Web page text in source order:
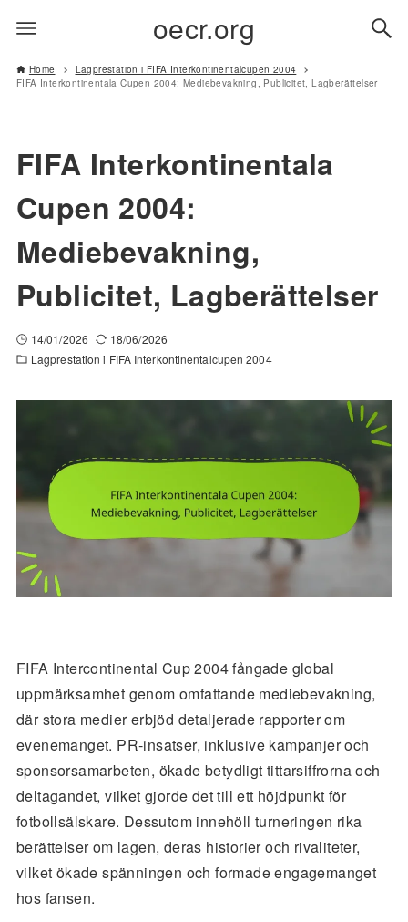
oecr.org
Home
Lagprestation i FIFA Interkontinentalcupen 2004
FIFA Interkontinentala Cupen 2004: Mediebevakning, Publicitet, Lagberättelser
FIFA Interkontinentala
Cupen 2004:
Mediebevakning,
Publicitet, Lagberättelser
14/01/2026
18/06/2026
Lagprestation i FIFA Interkontinentalcupen 2004
FIFA Intercontinental Cup 2004 fångade global
uppmärksamhet genom omfattande mediebevakning,
där stora medier erbjöd detaljerade rapporter om
evenemanget. PR-insatser, inklusive kampanjer och
sponsorsamarbeten, ökade betydligt tittarsiffrorna och
deltagandet, vilket gjorde det till ett höjdpunkt för
fotbollsälskare. Dessutom innehöll turneringen rika
berättelser om lagen, deras historier och rivaliteter,
vilket ökade spänningen och formade engagemanget
hos fansen.